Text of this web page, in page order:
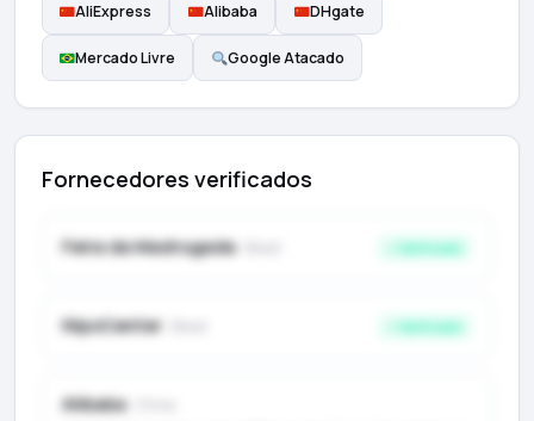
AliExpress Alibaba DHgate
Mercado Livre Google Atacado
Fornecedores verificados
Feira da Madrugada ✓ Verificado
NipoCenter ✓ Verificado
Alibaba